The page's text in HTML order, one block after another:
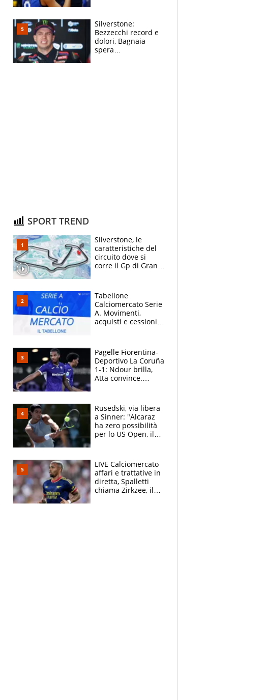
Silverstone:
Bezzecchi record e
dolori, Bagnaia
spera
SPORT TREND
Silverstone, le
caratteristiche del
circuito dove si
corre il Gp di Gran
Tabellone
Calciomercato Serie
A. Movimenti,
acquisti e cessioni:
Pagelle Fiorentina-
Deportivo La Coruña
1-1: Ndour brilla,
Atta convince.
Rusedski, via libera
a Sinner: "Alcaraz
ha zero possibilità
per lo US Open, il
LIVE Calciomercato
affari e trattative in
diretta, Spalletti
chiama Zirkzee, il